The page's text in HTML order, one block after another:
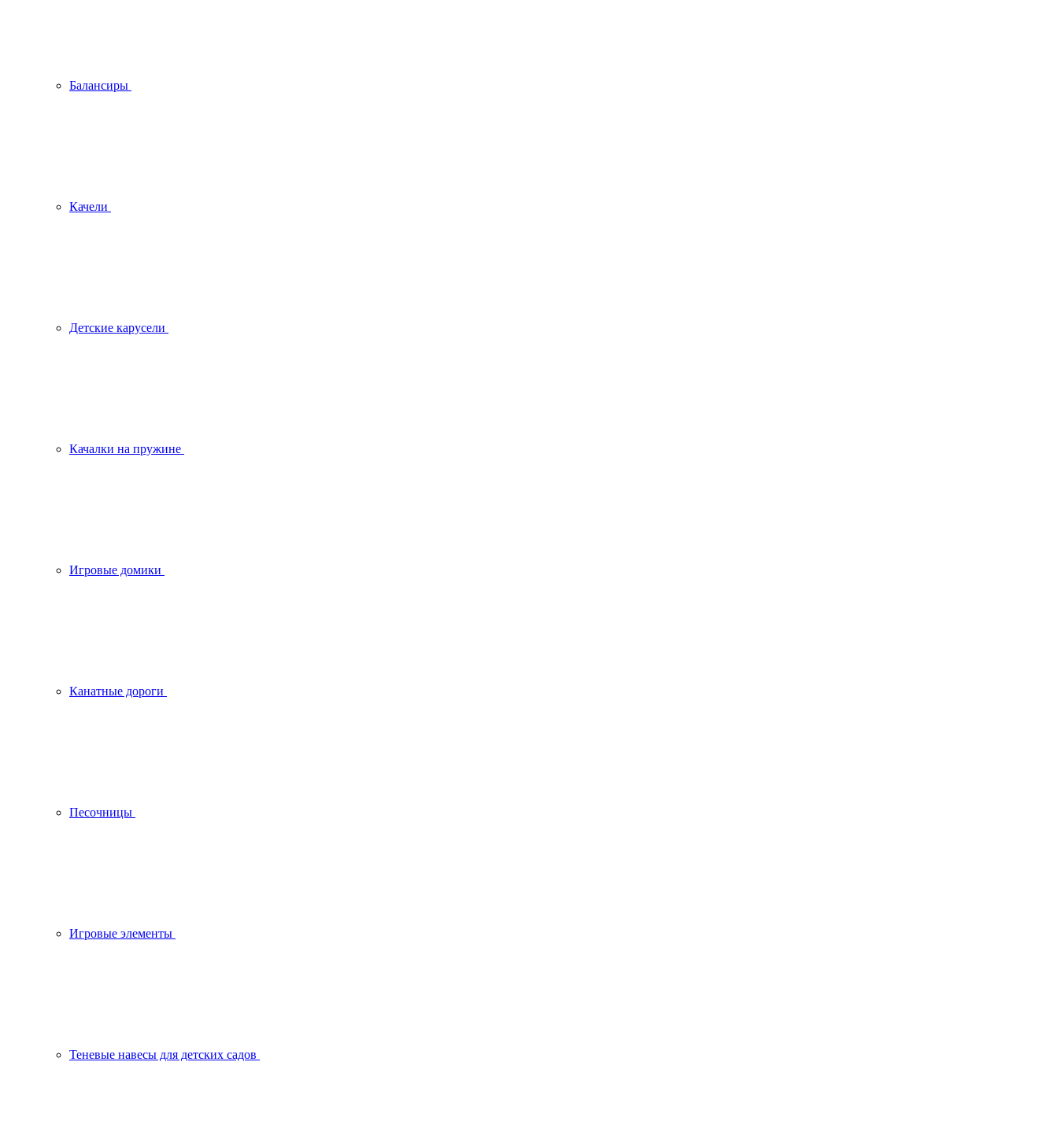
Балансиры
Качели
Детские карусели
Качалки на пружине
Игровые домики
Канатные дороги
Песочницы
Игровые элементы
Теневые навесы для детских садов